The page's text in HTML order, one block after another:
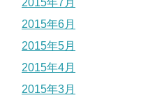
2015年7月
2015年6月
2015年5月
2015年4月
2015年3月